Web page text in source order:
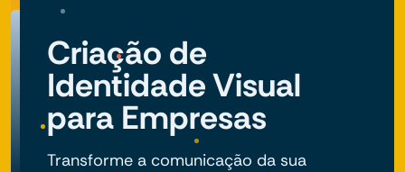
Criação de
Identidade Visual
para Empresas
Transforme a comunicação da sua